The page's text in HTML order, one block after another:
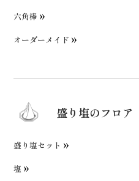
六角棒
オーダーメイド
盛り塩のフロア
盛り塩セット
塩